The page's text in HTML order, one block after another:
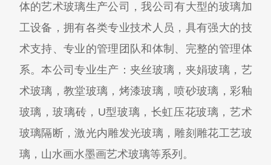
体的艺术玻璃生产公司，我公司有大型的玻璃加
工设备，拥有各类专业技术人员，具有强大的技
术支持、专业的管理团队和体制、完整的管理体
系。本公司专业生产：夹丝玻璃，夹娟玻璃，艺
术玻璃，教堂玻璃，烤漆玻璃，喷砂玻璃，彩釉
玻璃，玻璃砖，U型玻璃，长虹压花玻璃，艺术
玻璃隔断，激光内雕发光玻璃，雕刻雕花工艺玻
璃，山水画水墨画艺术玻璃等系列。